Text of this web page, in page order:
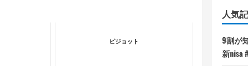
ピジョット
人気
9割が
新nisa